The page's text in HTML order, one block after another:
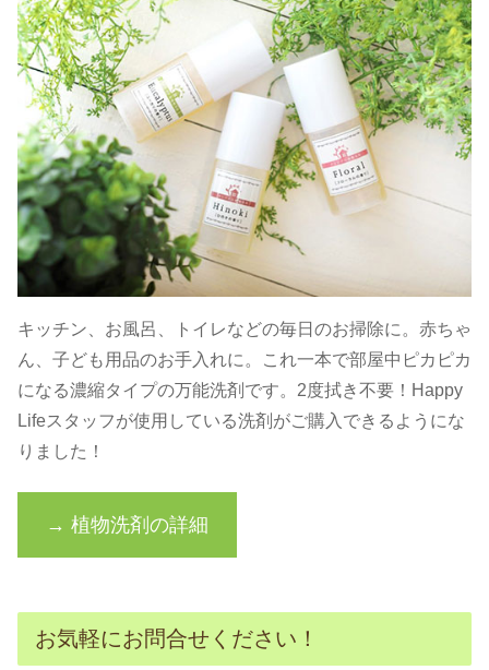
キッチン、お風呂、トイレなどの毎日のお掃除に。赤ちゃ
ん、子ども用品のお手入れに。これ一本で部屋中ピカピカ
になる濃縮タイプの万能洗剤です。2度拭き不要！Happy
Lifeスタッフが使用している洗剤がご購入できるようにな
りました！
→ 植物洗剤の詳細
お気軽にお問合せください！